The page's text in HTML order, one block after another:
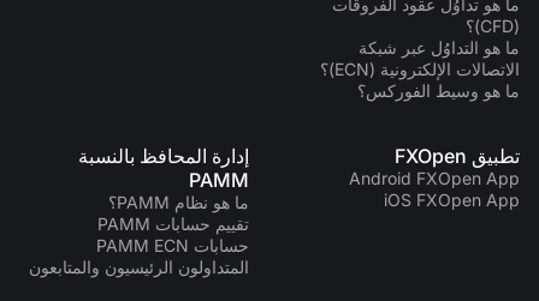
(CFD)؟
ما هو التداوُل عبر شبكة
الاتصالات الإلكترونية (ECN)؟
ما هو وسيط الفوركس؟
تطبيق FXOpen
Android FXOpen App
iOS FXOpen App
إدارة المحافظ بالنسبة
PAMM
ما هو نظام PAMM؟
تقييم حسابات PAMM
حسابات PAMM ECN
المتداولون الرئيسيون والمتابعون